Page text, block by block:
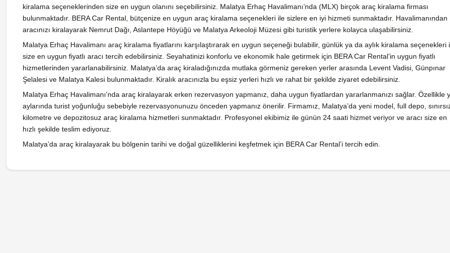
kiralama seçeneklerinden size en uygun olanını seçebilirsiniz. Malatya Erhaç Havalimanı’nda (MLX) birçok araç kiralama firması
bulunmaktadır. BERA Car Rental, bütçenize en uygun araç kiralama seçenekleri ile sizlere en iyi hizmeti sunmaktadır. Havalimanından
aracınızı kiralayarak Nemrut Dağı, Aslantepe Höyüğü ve Malatya Arkeoloji Müzesi gibi turistik yerlere kolayca ulaşabilirsiniz.
Malatya Erhaç Havalimanı araç kiralama fiyatlarını karşılaştırarak en uygun seçeneği bulabilir, günlük ya da aylık kiralama seçenekleri
size en uygun fiyatlı aracı tercih edebilirsiniz. Seyahatinizi konforlu ve ekonomik hale getirmek için BERA Car Rental’in uygun fiyatlı
hizmetlerinden yararlanabilirsiniz. Malatya’da araç kiraladığınızda mutlaka görmeniz gereken yerler arasında Levent Vadisi, Günpınar
Şelalesi ve Malatya Kalesi bulunmaktadır. Kiralık aracınızla bu eşsiz yerleri hızlı ve rahat bir şekilde ziyaret edebilirsiniz.
Malatya Erhaç Havalimanı'nda araç kiralayarak erken rezervasyon yapmanız, daha uygun fiyatlardan yararlanmanızı sağlar. Özellikle
aylarında turist yoğunluğu sebebiyle rezervasyonunuzu önceden yapmanız önerilir. Firmamız, Malatya’da yeni model, full depo,
kilometre ve depozitosuz araç kiralama hizmetleri sunmaktadır. Profesyonel ekibimiz ile günün 24 saati hizmet veriyor ve aracı size en
hızlı şekilde teslim ediyoruz.
Malatya’da araç kiralayarak bu bölgenin tarihi ve doğal güzelliklerini keşfetmek için BERA Car Rental’i tercih edin.